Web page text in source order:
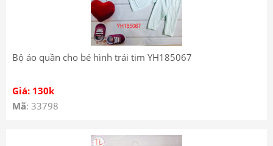
Bộ áo quần cho bé hình trái tim YH185067
Giá: 130k
Mã: 33798